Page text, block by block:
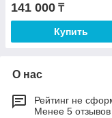
141 000 ₸
Купить
О нас
Рейтинг не
Менее 5